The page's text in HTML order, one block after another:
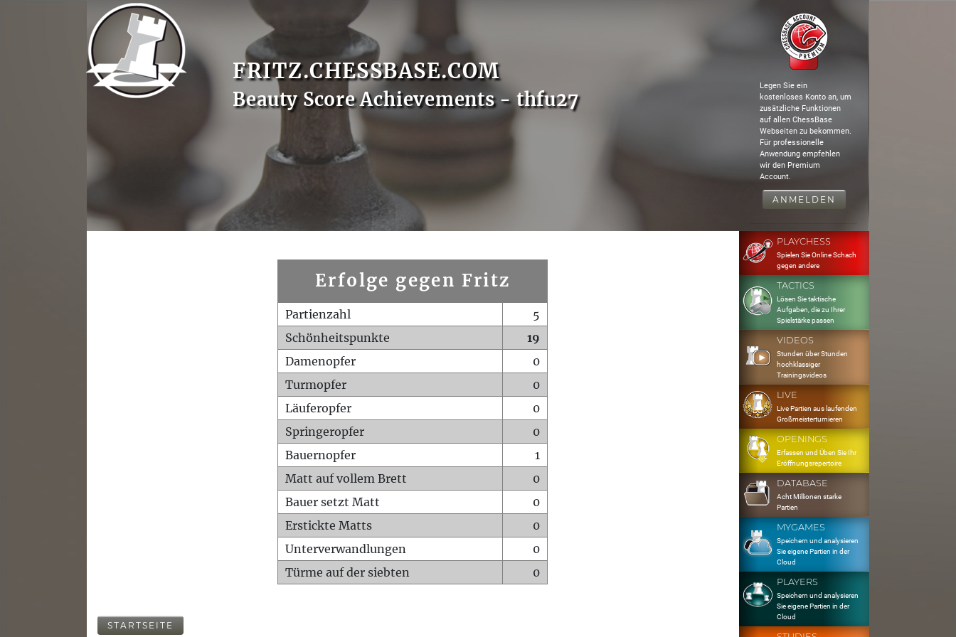
FRITZ.CHESSBASE.COM
Beauty Score Achievements - thfu27
Legen Sie ein
kostenloses Konto an, um
zusätzliche Funktionen
auf allen ChessBase
Webseiten zu bekommen.
Für professionelle
Anwendung empfehlen
wir den Premium
Account.
ANMELDEN
Erfolge gegen Fritz
Partienzahl
5
Schönheitspunkte
19
Damenopfer
0
Turmopfer
0
Läuferopfer
0
Springeropfer
0
Bauernopfer
1
Matt auf vollem Brett
0
Bauer setzt Matt
0
Erstickte Matts
0
Unterverwandlungen
0
Türme auf der siebten
0
STARTSEITE
PLAYCHESS
Spielen Sie Online Schach
gegen andere
TACTICS
Lösen Sie taktische
Aufgaben, die zu Ihrer
Spielstärke passen
VIDEOS
Stunden über Stunden
hochklassiger
Trainingsvideos
LIVE
Live Partien aus laufenden
Großmeisterturnieren
OPENINGS
Erfassen und Üben Sie Ihr
Eröffnungsrepertoire
DATABASE
Acht Millionen starke
Partien
MYGAMES
Speichern und analysieren
Sie eigene Partien in der
Cloud
PLAYERS
Speichern und analysieren
Sie eigene Partien in der
Cloud